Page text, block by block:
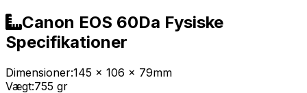
Canon EOS 60Da Fysiske
Specifikationer
Dimensioner:145 x 106 x 79mm
Vægt:755 gr